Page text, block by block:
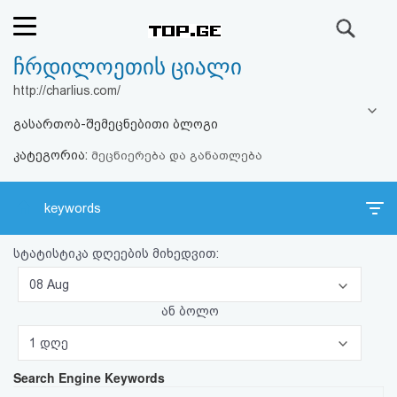
რეიტინგი
ფოსტა
კითხვა-
პასუხი
ავტორიზაცია
რეგისტრაცია
პაროლის
ჩრდილოეთის ციალი
http://charlius.com/
გასართობ-შემეცნებითი ბლოგი
კატეგორია: მეცნიერება და განათლება
keywords
სტატისტიკა დღეების მიხედვით:
08 Aug
ან ბოლო
1 დღე
Search Engine Keywords